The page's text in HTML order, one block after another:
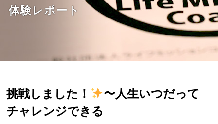
体験レポート
挑戦しました！
〜人生いつだって
チャレンジできる